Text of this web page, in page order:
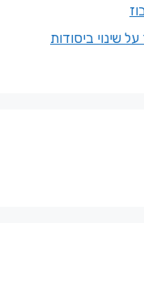
לדבר על שינוי ביסודות